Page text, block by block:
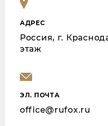
АДРЕС
Россия, г.
этаж
ЭЛ. ПОЧТА
office@rufox.ru